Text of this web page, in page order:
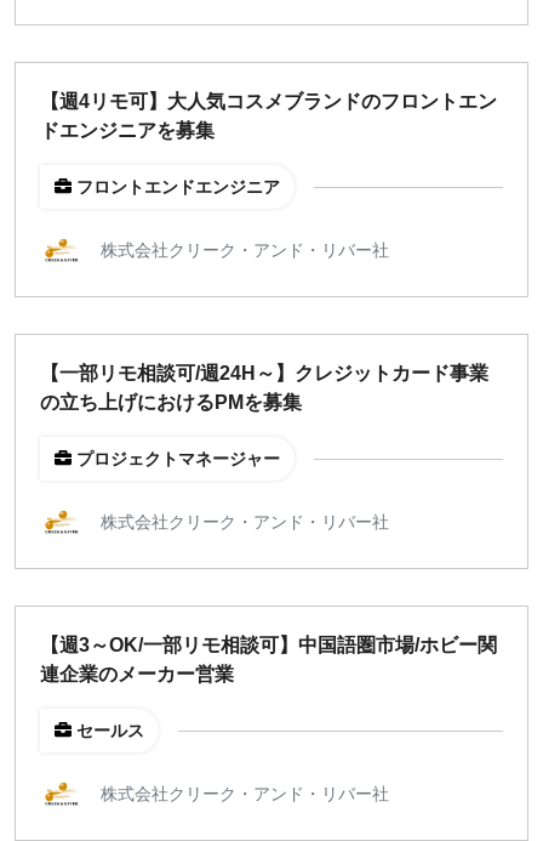
¥2,000
指定なし 検索
【週4リモ可】大人気コスメブランドのフロントエン
ドエンジニアを募集
フロントエンドエンジニア
株式会社クリーク・アンド・リバー社
【一部リモ相談可/週24H～】クレジットカード事業
の立ち上げにおけるPMを募集
プロジェクトマネージャー
株式会社クリーク・アンド・リバー社
【週3～OK/一部リモ相談可】中国語圏市場/ホビー関
連企業のメーカー営業
セールス
株式会社クリーク・アンド・リバー社